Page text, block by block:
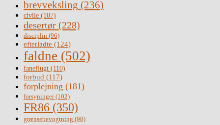
brevveksling (236)
civile (107)
desertør (228)
disciplin (96)
efterladte (124)
faldne (502)
faneflugt (110)
forbud (117)
forplejning (181)
forsyninger(102)
FR86 (350)
grænsebevogtning (98)